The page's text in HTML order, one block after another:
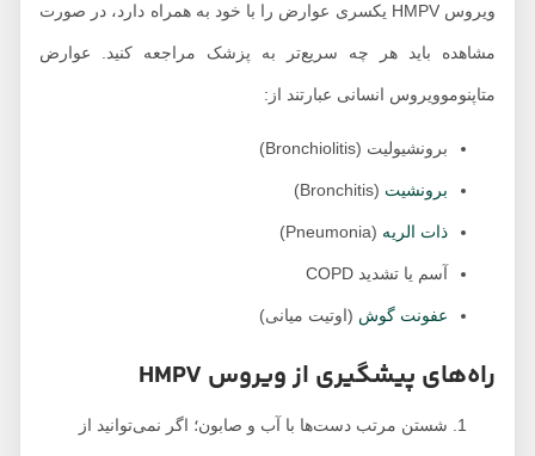
ویروس HMPV یکسری عوارض را با خود به همراه دارد، در صورت
مشاهده باید هر چه سریع‌تر به پزشک مراجعه کنید. عوارض
متاپنوموویروس انسانی عبارتند از:
برونشیولیت (Bronchiolitis)
برونشیت(Bronchitis)
ذات الریه (Pneumonia)
آسم یا تشدید COPD
عفونت گوش(اوتیت میانی)
راه‌های پیشگیری از ویروس HMPV
شستن مرتب دست‌ها با آب و صابون؛ اگر نمی‌توانید از